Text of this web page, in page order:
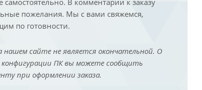
самостоятельно. В комментарии к заказу
пожелания. Мы с вами свяжемся,
по готовности.
нашем сайте не является окончательной. О
конфигурации ПК вы можете сообщить
при оформлении заказа.